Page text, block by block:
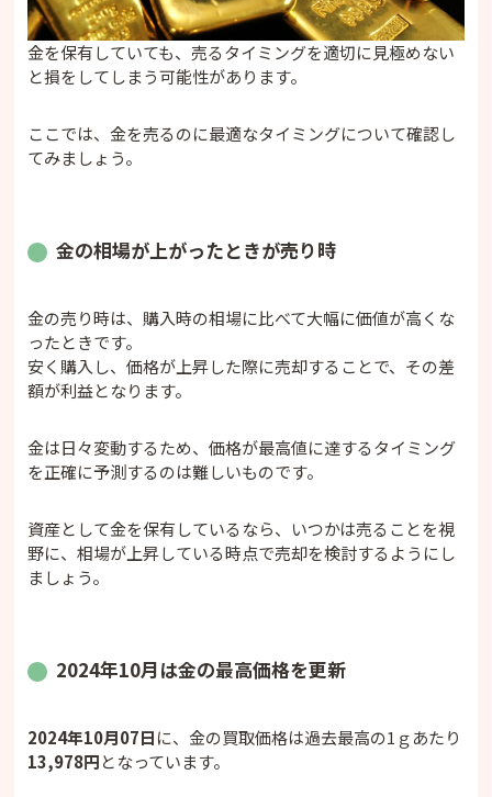
金を保有していても、売るタイミングを適切に見極めない
と損をしてしまう可能性があります。
ここでは、金を売るのに最適なタイミングについて確認し
てみましょう。
金の相場が上がったときが売り時
金の売り時は、購入時の相場に比べて大幅に価値が高くな
ったときです。
安く購入し、価格が上昇した際に売却することで、その差
額が利益となります。
金は日々変動するため、価格が最高値に達するタイミング
を正確に予測するのは難しいものです。
資産として金を保有しているなら、いつかは売ることを視
野に、相場が上昇している時点で売却を検討するようにし
ましょう。
2024年10月は金の最高価格を更新
2024年10月07日に、金の買取価格は過去最高の1ｇあたり
13,978円となっています。